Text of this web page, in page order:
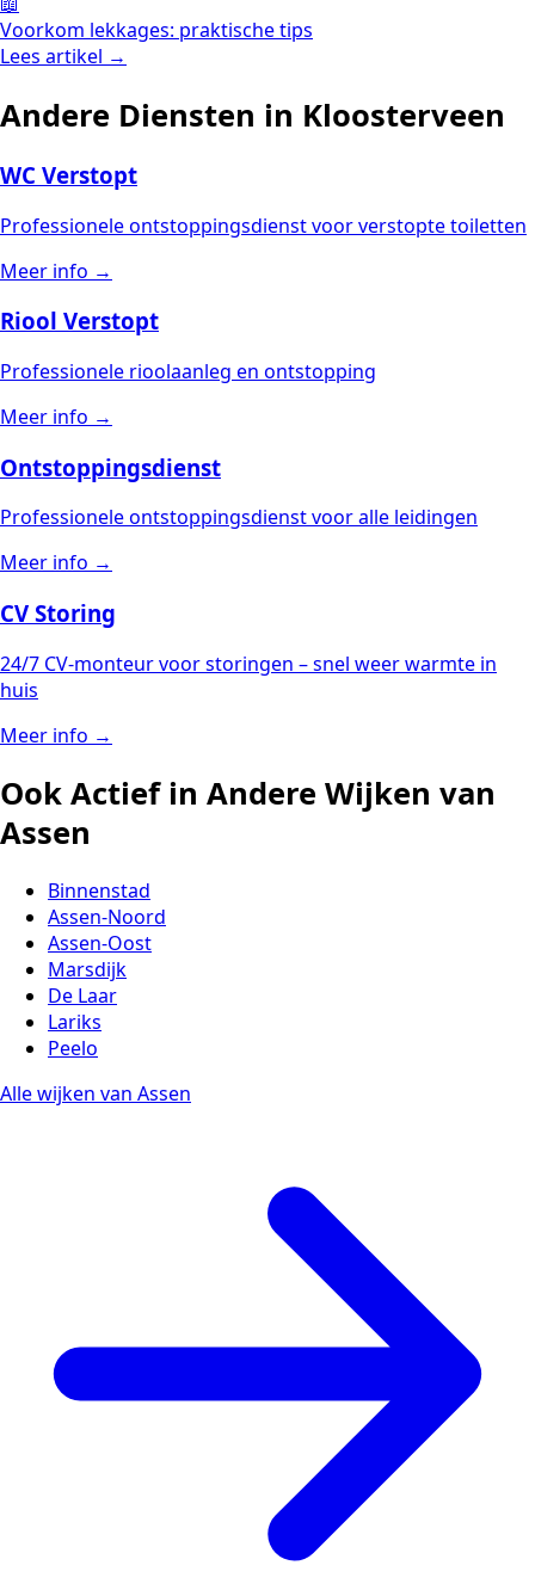
Voorkom lekkages: praktische tips
Lees artikel →
Andere Diensten in Kloosterveen
WC Verstopt
Professionele ontstoppingsdienst voor verstopte toiletten
Meer info →
Riool Verstopt
Professionele rioolaanleg en ontstopping
Meer info →
Ontstoppingsdienst
Professionele ontstoppingsdienst voor alle leidingen
Meer info →
CV Storing
24/7 CV-monteur voor storingen – snel weer warmte in
huis
Meer info →
Ook Actief in Andere Wijken van
Assen
Binnenstad
Assen-Noord
Assen-Oost
Marsdijk
De Laar
Lariks
Peelo
Alle wijken van Assen